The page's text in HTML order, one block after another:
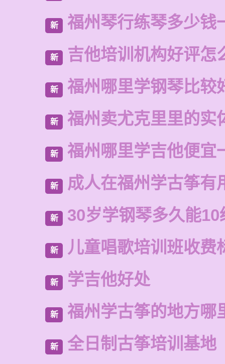
新 福州琴行练琴多少钱
新 吉他培训机构好评怎
新 福州哪里学钢琴比较
新 福州卖尤克里里的实
新 福州哪里学吉他便宜
新 成人在福州学古筝有
新 30岁学钢琴多久能10
新 儿童唱歌培训班收费
新 学吉他好处
新 福州学古筝的地方哪
新 全日制古筝培训基地